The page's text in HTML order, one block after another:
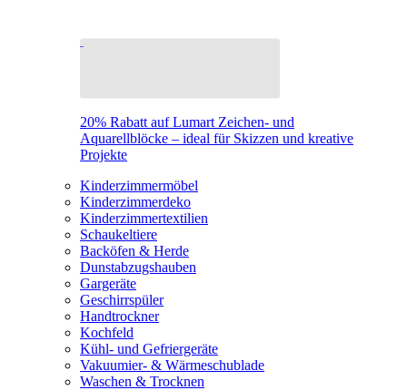
20% Rabatt auf Lumart Zeichen- und
Aquarellblöcke – ideal für Skizzen und kreative
Projekte
Kinderzimmermöbel
Kinderzimmerdeko
Kinderzimmertextilien
Schaukeltiere
Backöfen & Herde
Dunstabzugshauben
Gargeräte
Geschirrspüler
Handtrockner
Kochfeld
Kühl- und Gefriergeräte
Vakuumier- & Wärmeschublade
Waschen & Trocknen